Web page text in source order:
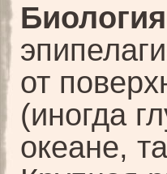
от
(иногда
океане,